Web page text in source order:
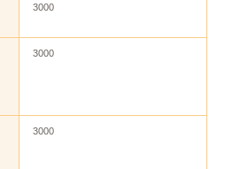
3000
3000
3000